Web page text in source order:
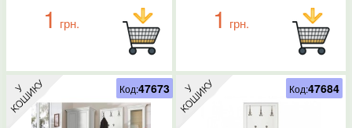
1 грн. 1 грн.
Код:47673 Код:47684